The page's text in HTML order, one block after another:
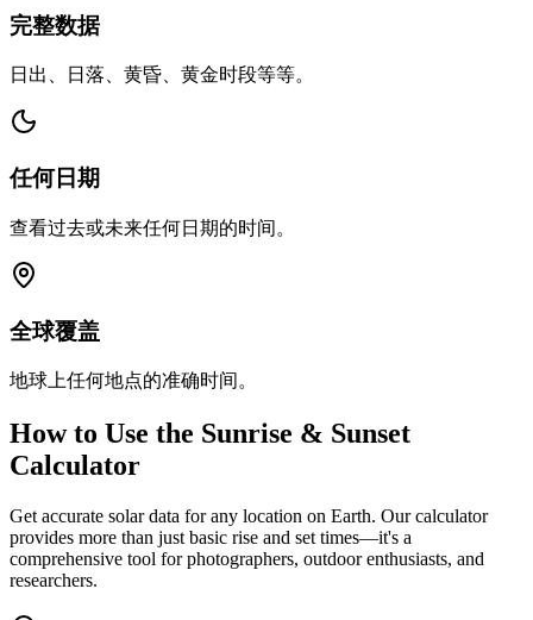
完整数据
日出、日落、黄昏、黄金时段等等。
任何日期
查看过去或未来任何日期的时间。
全球覆盖
地球上任何地点的准确时间。
How to Use the Sunrise & Sunset
Calculator
Get accurate solar data for any location on Earth. Our calculator
provides more than just basic rise and set times—it's a
comprehensive tool for photographers, outdoor enthusiasts, and
researchers.